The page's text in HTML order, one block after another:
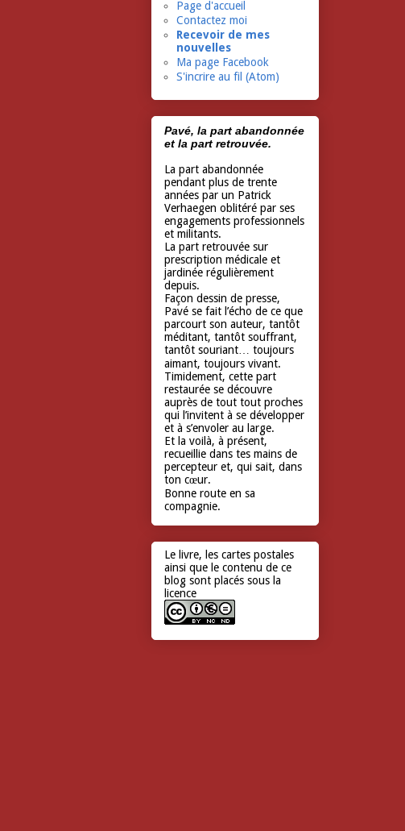
Page d'accueil
Contactez moi
Recevoir de mes
nouvelles
Ma page Facebook
S'incrire au fil (Atom)
Pavé, la part abandonnée
et la part retrouvée.
La part abandonnée
pendant plus de trente
années par un Patrick
Verhaegen oblitéré par ses
engagements professionnels
et militants.
La part retrouvée sur
prescription médicale et
jardinée régulièrement
depuis.
Façon dessin de presse,
Pavé se fait l’écho de ce que
parcourt son auteur, tantôt
méditant, tantôt souffrant,
tantôt souriant… toujours
aimant, toujours vivant.
Timidement, cette part
restaurée se découvre
auprès de tout tout proches
qui l’invitent à se développer
et à s’envoler au large.
Et la voilà, à présent,
recueillie dans tes mains de
percepteur et, qui sait, dans
ton cœur.
Bonne route en sa
compagnie.
Le livre, les cartes postales
ainsi que le contenu de ce
blog sont placés sous la
licence